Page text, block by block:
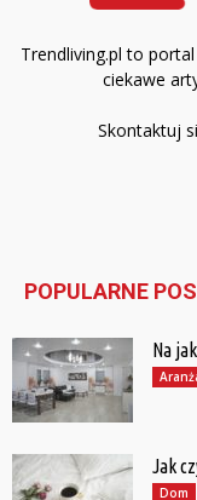
Trendliving.pl to
ciekawe
Skontaktuj
POPULARNE
Na
Jak
Dom